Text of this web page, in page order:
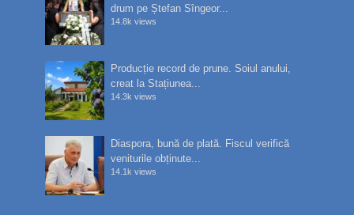
drum pe Ștefan Sîngeor...
14.8k views
Producție record de prune. Soiul anului,
creat la Stațiunea...
14.3k views
Diaspora, bună de plată. Fiscul verifică
veniturile obținute...
14.1k views